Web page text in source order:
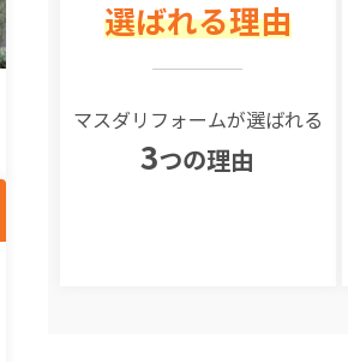
選ばれる理由
マスダリフォームが選ばれる
3つの理由